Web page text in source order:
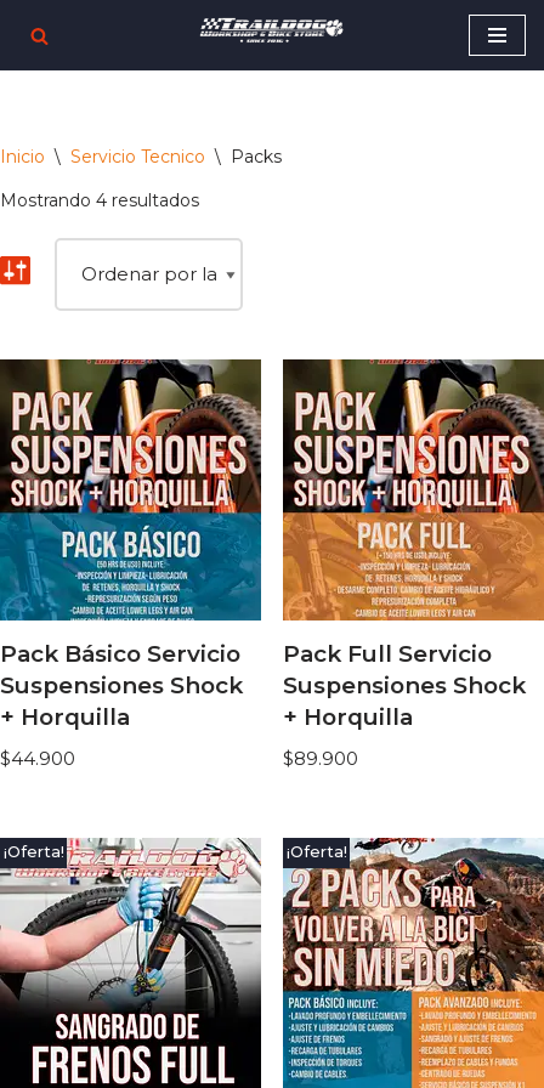
Saltar
Inicio \ Servicio Tecnico \ Packs
Mostrando 4 resultados
Pack Básico Servicio
Suspensiones Shock
+ Horquilla
$44.900
Pack Full Servicio
Suspensiones Shock
+ Horquilla
$89.900
¡Oferta! ¡Oferta!